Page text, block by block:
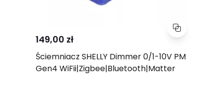
149,00 zł
Ściemniacz SHELLY Dimmer 0/1-10V PM
Gen4 WiFii|Zigbee|Bluetooth|Matter